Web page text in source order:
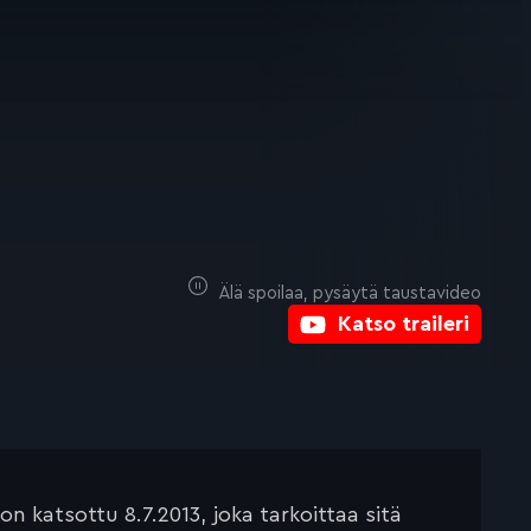
Katso traileri
Älä spoilaa, pysäytä taustavideo
katsottu 8.7.2013, joka tarkoittaa sitä